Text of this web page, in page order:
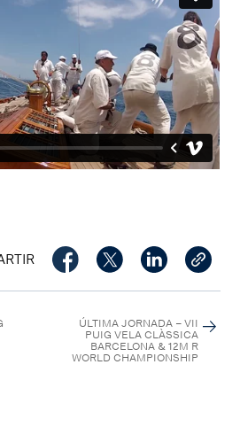
ÚLTIMA JORNADA – VII
PUIG VELA CLÀSSICA
BARCELONA & 12M R
WORLD CHAMPIONSHIP